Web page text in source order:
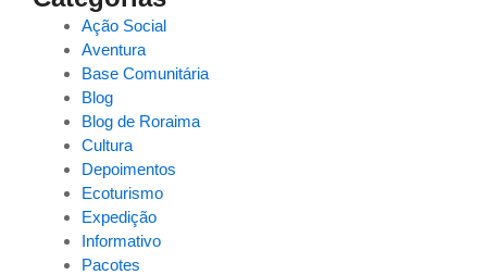
Ação Social
Aventura
Base Comunitária
Blog
Blog de Roraima
Cultura
Depoimentos
Ecoturismo
Expedição
Informativo
Pacotes